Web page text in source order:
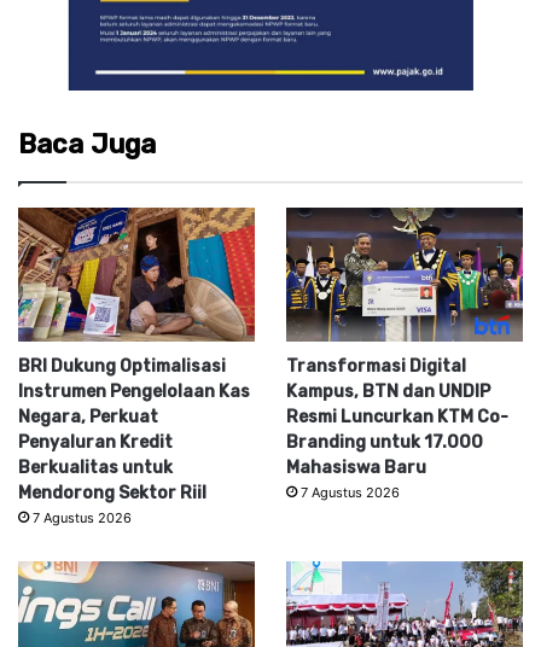
Baca Juga
BRI Dukung Optimalisasi
Instrumen Pengelolaan Kas
Negara, Perkuat
Penyaluran Kredit
Berkualitas untuk
Mendorong Sektor Riil
7 Agustus 2026
Transformasi Digital
Kampus, BTN dan UNDIP
Resmi Luncurkan KTM Co-
Branding untuk 17.000
Mahasiswa Baru
7 Agustus 2026